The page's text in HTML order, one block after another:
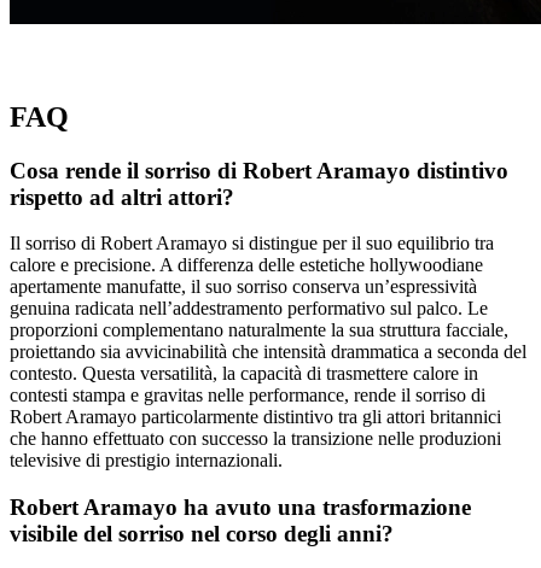
FAQ
Cosa rende il sorriso di Robert Aramayo distintivo
rispetto ad altri attori?
Il sorriso di Robert Aramayo si distingue per il suo equilibrio tra
calore e precisione. A differenza delle estetiche hollywoodiane
apertamente manufatte, il suo sorriso conserva un’espressività
genuina radicata nell’addestramento performativo sul palco. Le
proporzioni complementano naturalmente la sua struttura facciale,
proiettando sia avvicinabilità che intensità drammatica a seconda del
contesto. Questa versatilità, la capacità di trasmettere calore in
contesti stampa e gravitas nelle performance, rende il sorriso di
Robert Aramayo particolarmente distintivo tra gli attori britannici
che hanno effettuato con successo la transizione nelle produzioni
televisive di prestigio internazionali.
Robert Aramayo ha avuto una trasformazione
visibile del sorriso nel corso degli anni?